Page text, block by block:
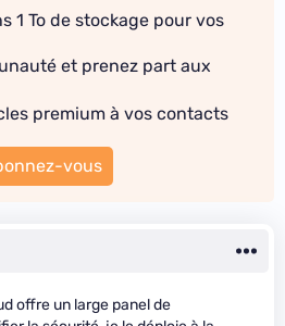
1 To de stockage pour vos
et prenez part aux
premium à vos contacts
vous
offre un large panel de